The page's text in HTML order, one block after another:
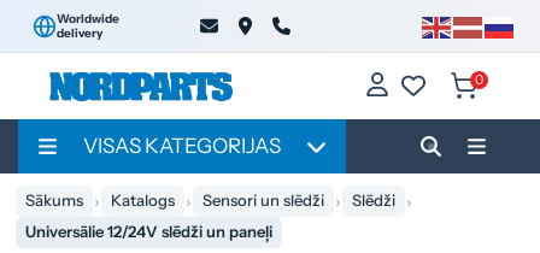
Worldwide
delivery
0
VISAS KATEGORIJAS
Sākums Katalogs Sensori un slēdži
Slēdži
Universālie 12/24V slēdži un paneļi